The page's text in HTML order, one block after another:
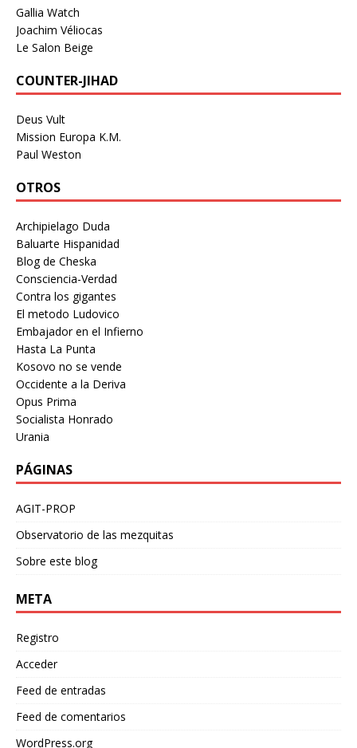
Gallia Watch
Joachim Véliocas
Le Salon Beige
COUNTER-JIHAD
Deus Vult
Mission Europa K.M.
Paul Weston
OTROS
Archipielago Duda
Baluarte Hispanidad
Blog de Cheska
Consciencia-Verdad
Contra los gigantes
El metodo Ludovico
Embajador en el Infierno
Hasta La Punta
Kosovo no se vende
Occidente a la Deriva
Opus Prima
Socialista Honrado
Urania
PÁGINAS
AGIT-PROP
Observatorio de las mezquitas
Sobre este blog
META
Registro
Acceder
Feed de entradas
Feed de comentarios
WordPress.org